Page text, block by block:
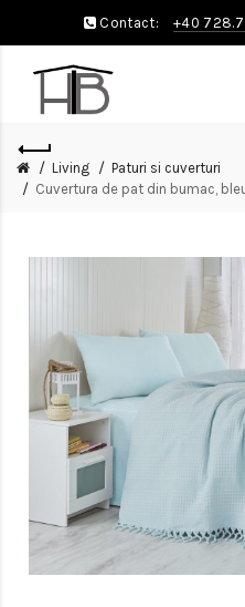
Contact: +40
Living
Paturi si cuverturi
Cuvertura de pat din bumac,